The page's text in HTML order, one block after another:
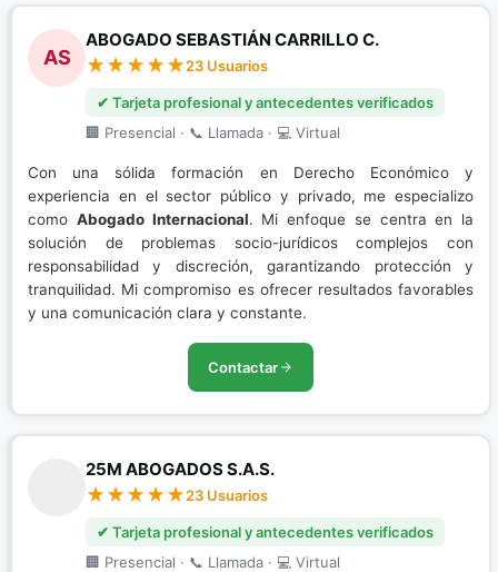
AS
ABOGADO SEBASTIÁN CARRILLO C.
23 Usuarios
✔ Tarjeta profesional y antecedentes verificados
🏢 Presencial · 📞 Llamada · 💻 Virtual
Con una sólida formación en Derecho Económico y
experiencia en el sector público y privado, me especializo
como Abogado Internacional. Mi enfoque se centra en la
solución de problemas socio-jurídicos complejos con
responsabilidad y discreción, garantizando protección y
tranquilidad. Mi compromiso es ofrecer resultados favorables
y una comunicación clara y constante.
Contactar
25M ABOGADOS S.A.S.
23 Usuarios
✔ Tarjeta profesional y antecedentes verificados
🏢 Presencial · 📞 Llamada · 💻 Virtual